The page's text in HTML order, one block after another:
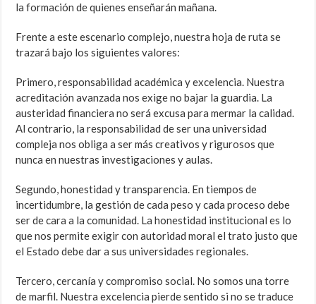
la formación de quienes enseñarán mañana.
Frente a este escenario complejo, nuestra hoja de ruta se
trazará bajo los siguientes valores:
Primero, responsabilidad académica y excelencia. Nuestra
acreditación avanzada nos exige no bajar la guardia. La
austeridad financiera no será excusa para mermar la calidad.
Al contrario, la responsabilidad de ser una universidad
compleja nos obliga a ser más creativos y rigurosos que
nunca en nuestras investigaciones y aulas.
Segundo, honestidad y transparencia. En tiempos de
incertidumbre, la gestión de cada peso y cada proceso debe
ser de cara a la comunidad. La honestidad institucional es lo
que nos permite exigir con autoridad moral el trato justo que
el Estado debe dar a sus universidades regionales.
Tercero, cercanía y compromiso social. No somos una torre
de marfil. Nuestra excelencia pierde sentido si no se traduce